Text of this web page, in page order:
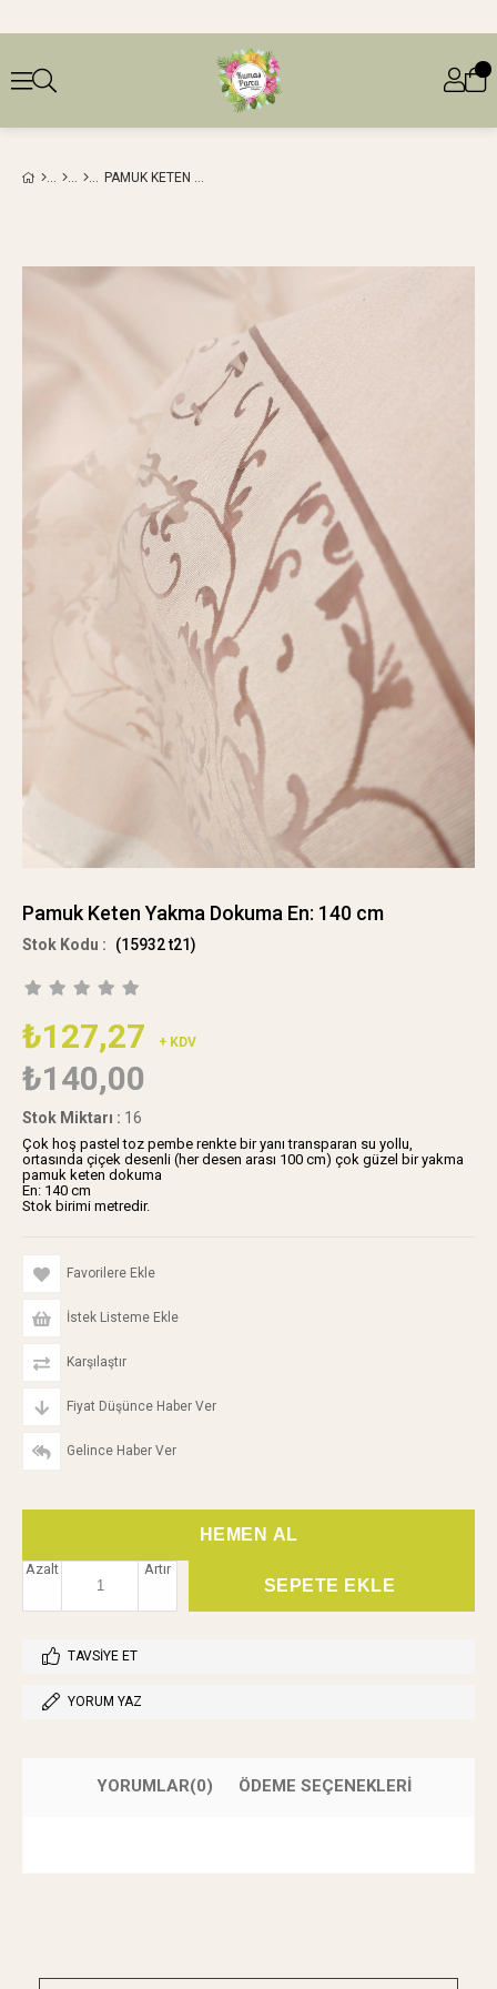
PAMUK KETEN YAKMA DOKUMA EN: 140 CM
Pamuk Keten Yakma Dokuma En: 140 cm
(15932 t21)
₺127,27 + KDV
₺140,00
Stok Miktarı : 16
Çok hoş pastel toz pembe renkte bir yanı transparan su yollu,
ortasında çiçek desenli (her desen arası 100 cm) çok güzel bir yakma
pamuk keten dokuma
En: 140 cm
Stok birimi metredir.
Favorilere Ekle
İstek Listeme Ekle
Karşılaştır
Fiyat Düşünce Haber Ver
Gelince Haber Ver
Artır
Azalt
TAVSIYE ET
YORUM YAZ
YORUMLAR(0) ÖDEME SEÇENEKLERI